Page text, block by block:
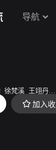
导航
徐梵溪 王翊丹
加入